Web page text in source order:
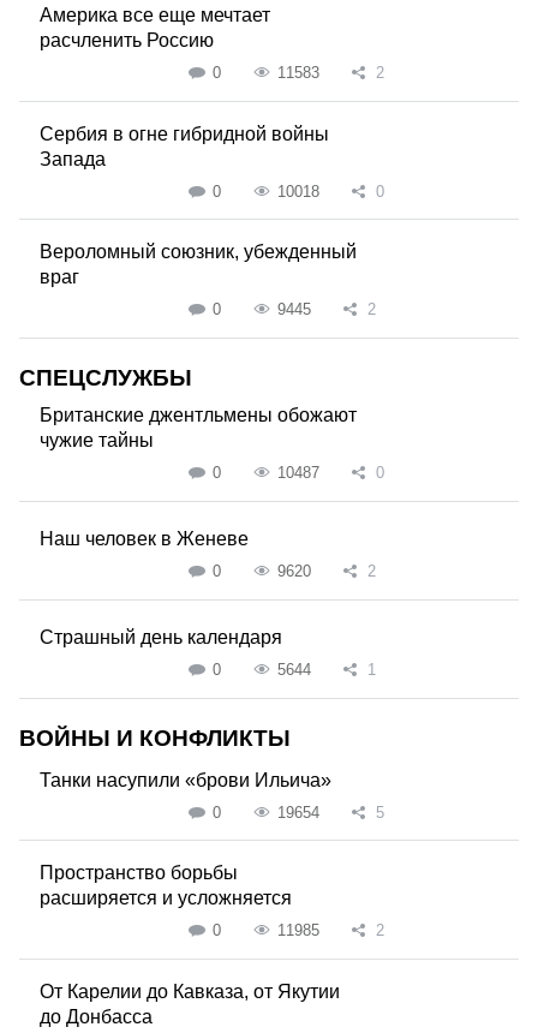
Америка все еще мечтает
расчленить Россию
0 11583 2
Сербия в огне гибридной войны
Запада
0 10018 0
Вероломный союзник, убежденный
враг
0 9445 2
СПЕЦСЛУЖБЫ
Британские джентльмены обожают
чужие тайны
0 10487 0
Наш человек в Женеве
0 9620 2
Страшный день календаря
0 5644 1
ВОЙНЫ И КОНФЛИКТЫ
Танки насупили «брови Ильича»
0 19654 5
Пространство борьбы
расширяется и усложняется
0 11985 2
От Карелии до Кавказа, от Якутии
до Донбасса